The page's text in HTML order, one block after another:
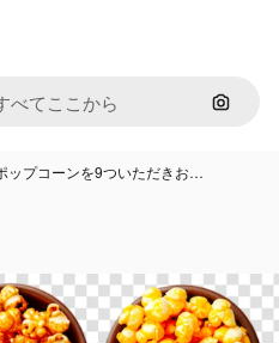
画像で
ップコーンを9ついただきお…